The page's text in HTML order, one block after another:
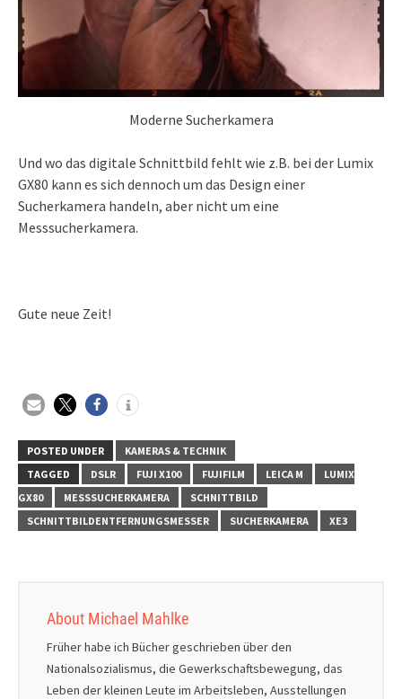
Moderne Sucherkamera
Und wo das digitale Schnittbild fehlt wie z.B. bei der Lumix
GX80 kann es sich dennoch um das Design einer
Sucherkamera handeln, aber nicht um eine
Messsucherkamera.
Gute neue Zeit!
POSTED UNDER
KAMERAS & TECHNIK
TAGGED
DSLR FUJI X100 FUJIFILM LEICA M
LUMIX
GX80
MESSSUCHERKAMERA
SCHNITTBILD
SCHNITTBILDENTFERNUNGSMESSER
SUCHERKAMERA XE3
About Michael Mahlke
Früher habe ich Bücher geschrieben über den
Nationalsozialismus, die Gewerkschaftsbewegung, das
Leben der kleinen Leute im Arbeitsleben, Ausstellungen